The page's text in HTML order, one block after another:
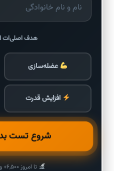
هدف اصلی‌ات
عضله‌سازی
افزایش قدرت
شروع تست
تا امروز ۶,۵۰۰+ ورزشکار آنالیز شدند